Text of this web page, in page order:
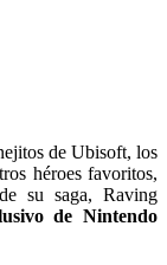
de Ubisoft, los
héroes favoritos,
su saga, Raving
de Nintendo